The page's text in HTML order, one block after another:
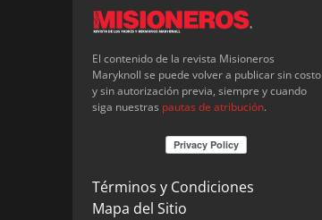
El contenido de la revista Misioneros
Maryknoll se puede volver a publicar sin costo
y sin autorización previa, siempre y cuando
siga nuestras pautas de atribución.
Términos y Condiciones
Mapa del Sitio